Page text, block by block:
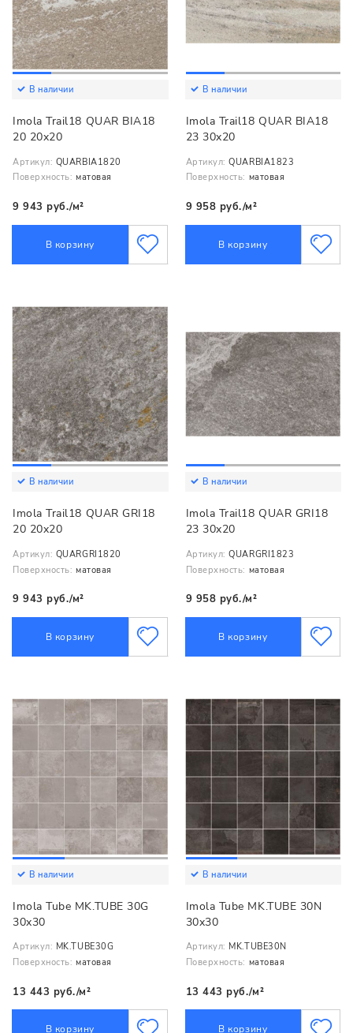
В наличии
Imola Trail18 QUAR BIA18
20 20x20
Артикул: QUARBIA1820
Поверхность: матовая
9 943 руб./м²
В корзину
В наличии
Imola Trail18 QUAR BIA18
23 30x20
Артикул: QUARBIA1823
Поверхность: матовая
9 958 руб./м²
В корзину
В наличии
Imola Trail18 QUAR GRI18
20 20x20
Артикул: QUARGRI1820
Поверхность: матовая
9 943 руб./м²
В корзину
В наличии
Imola Trail18 QUAR GRI18
23 30x20
Артикул: QUARGRI1823
Поверхность: матовая
9 958 руб./м²
В корзину
В наличии
Imola Tube MK.TUBE 30G
30x30
Артикул: MK.TUBE30G
Поверхность: матовая
13 443 руб./м²
В корзину
В наличии
Imola Tube MK.TUBE 30N
30x30
Артикул: MK.TUBE30N
Поверхность: матовая
13 443 руб./м²
В корзину